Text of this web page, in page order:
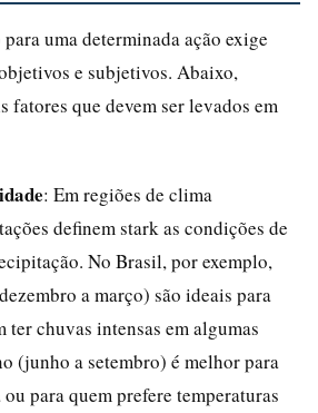
uma determinada ação exige
e subjetivos. Abaixo,
fatores que devem ser levados em
: Em regiões de clima
definem stark as condições de
No Brasil, por exemplo,
a março) são ideais para
ter chuvas intensas em algumas
(junho a setembro) é melhor para
para quem prefere temperaturas